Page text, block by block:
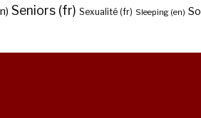
Seniors (fr) Sexualité (fr) Sleeping (en)